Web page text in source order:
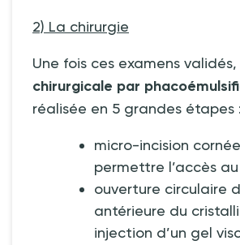
2) La chirurgie
Une fois ces examens validés,
chirurgicale par
réalisée en 5 grandes étapes :
micro-incision
permettre l’accès
ouverture circulaire
antérieure du
injection d’un gel